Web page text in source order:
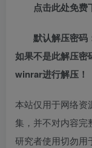
点击此处免费
默认解压密
如果不是此解压密
winrar进行解压！
本站仅用于网络资
集，并不对内容完
研究者使用切勿用